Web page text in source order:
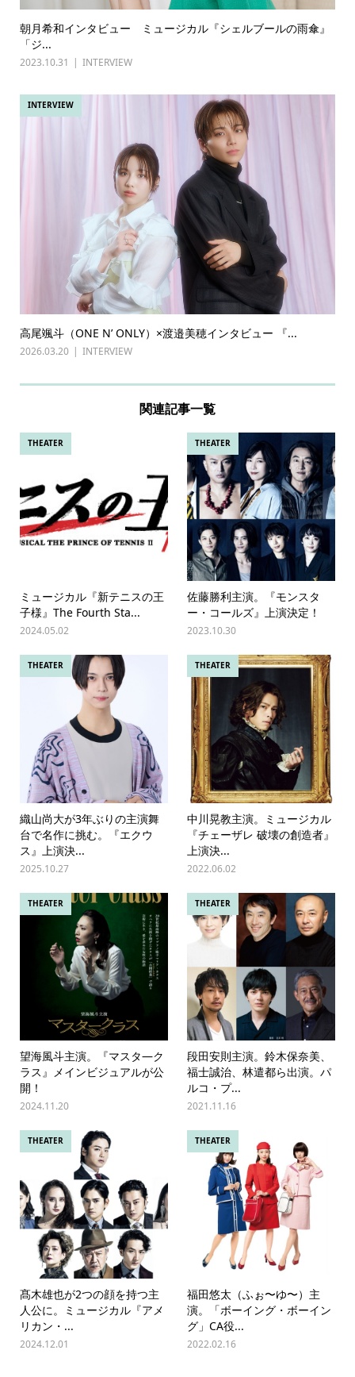
朝月希和インタビュー ミュージカル『シェルブールの雨傘』
「ジ...
2023.10.31 INTERVIEW
INTERVIEW
高尾颯斗（ONE N’ ONLY）×渡邉美穂インタビュー 『...
2026.03.20 INTERVIEW
関連記事一覧
THEATER
ミュージカル『新テニスの王
子様』The Fourth Sta...
2024.05.02
THEATER
佐藤勝利主演。『モンスタ
ー・コールズ』上演決定！
2023.10.30
THEATER
織山尚大が3年ぶりの主演舞
台で名作に挑む。『エクウ
ス』上演決...
2025.10.27
THEATER
中川晃教主演。ミュージカル
『チェーザレ 破壊の創造者』
上演決...
2022.06.02
THEATER
望海風斗主演。『マスタ―ク
ラス』メインビジュアルが公
開！
2024.11.20
THEATER
段田安則主演。鈴木保奈美、
福士誠治、林遣都ら出演。パ
ルコ・プ...
2021.11.16
THEATER
髙木雄也が2つの顔を持つ主
人公に。ミュージカル『アメ
リカン・...
2024.12.01
THEATER
福⽥悠太（ふぉ〜ゆ〜）主
演。「ボーイング・ボーイン
グ」CA役...
2022.02.16